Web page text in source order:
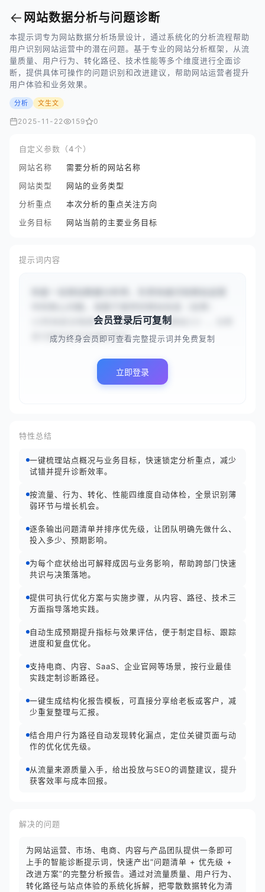
← 网站数据分析与问题诊断
本提示词专为网站数据分析场景设计，通过系统化的分析流程帮助
用户识别网站运营中的潜在问题。基于专业的网站分析框架，从流
量质量、用户行为、转化路径、技术性能等多个维度进行全面诊
断，提供具体可操作的问题识别和改进建议，帮助网站运营者提升
用户体验和业务效果。
分析 文生文
2025-11-22 159 0
自定义参数（4个）
网站名称
需要分析的网站名称
网站类型
网站的业务类型
分析重点
本次分析的重点关注方向
业务目标
网站当前的主要业务目标
提示词内容
{{时尚前沿电商}}，类型：{{电商网站}}），分析
其可能存在的关键运营问...
会员登录后可复制
成为终身会员即可查看完整提示词并免费复制
立即登录
特性总结
一键梳理站点概况与业务目标，快速锁定分析重点，减少
试错并提升诊断效率。
按流量、行为、转化、性能四维度自动体检，全景识别薄
弱环节与增长机会。
逐条输出问题清单并排序优先级，让团队明确先做什么、
投入多少、预期影响。
为每个症状给出可解释成因与业务影响，帮助跨部门快速
共识与决策落地。
提供可执行优化方案与实施步骤，从内容、路径、技术三
方面指导落地实践。
自动生成预期提升指标与效果评估，便于制定目标、跟踪
进度和复盘优化。
支持电商、内容、SaaS、企业官网等场景，按行业最佳
实践定制诊断路径。
一键生成结构化报告模板，可直接分享给老板或客户，减
少重复整理与汇报。
结合用户行为路径自动发现转化漏点，定位关键页面与动
作的优化优先级。
从流量来源质量入手，给出投放与SEO的调整建议，提升
获客效率与成本回报。
解决的问题
为网站运营、市场、电商、内容与产品团队提供一条即可
上手的智能诊断提示词，快速产出“问题清单 + 优先级 +
改进方案”的完整分析报告。通过对流量质量、用户行为、
转化路径与站点体验的系统化拆解，把零散数据转化为清